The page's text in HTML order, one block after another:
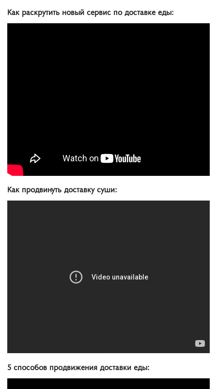
Как раскрутить новый сервис по доставке еды:
Как продвинуть доставкусуши:
5 способов продвижения доставки еды: